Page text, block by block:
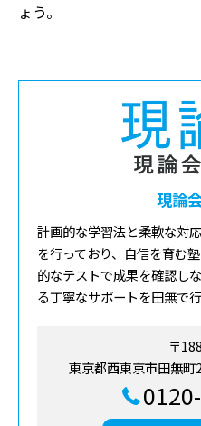
ょう。
現論
計画的な学習法と柔軟な対
を行っており、自信を育む
的なテストで成果を確認し
る丁寧なサポートを田無で行
〒
東京都西東京市田無